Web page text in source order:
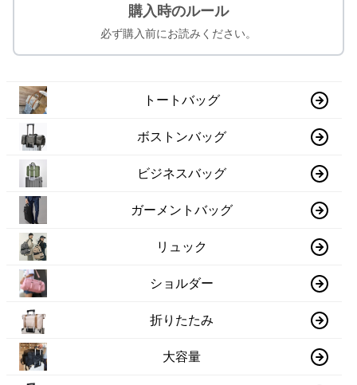
購入時のルール
必ず購入前にお読みください。
トートバッグ
ボストンバッグ
ビジネスバッグ
ガーメントバッグ
リュック
ショルダー
折りたたみ
大容量